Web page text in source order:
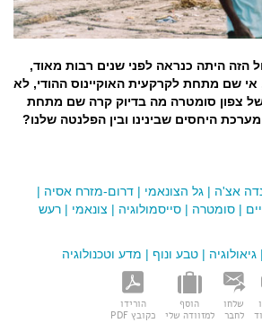
הזה היתה כנראה לפני שנים רבות מאוד,
אי שם מתחת לקרקעית האוקיינוס ההודי, לא
צפון סומטרה מה בדיוק קרה שם מתחת
היחסים שבינינו ובין הפלנטה שלנו?
אצ'ה | גל הצונאמי | דרום-מזרח אסיה |
| סומטרה | סייסמולוגיה | צונאמי | רעש
| גיאולוגיה | טבע ונוף | מדע וטכנולוגיה
שלחו
לחבר
הוסף
למזוודה שלי
הורידו
כקובץ PDF